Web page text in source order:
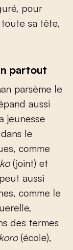
pour
toute sa tête,
partout
parsème le
aussi
jeunesse
le
comme
(joint) et
aussi
comme le
des termes
(école),